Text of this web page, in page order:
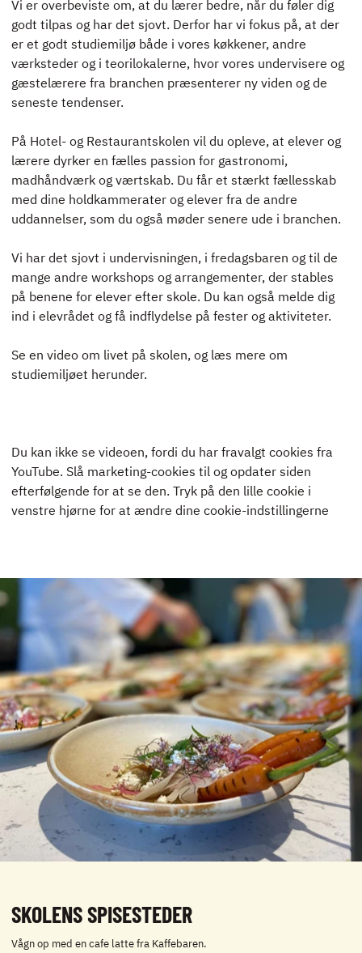
NYHEDER
JOBBØRS
FOR VIRKSOMHEDER
ELEVINTRA (LOGIN)
ENGLISH
Vi er overbeviste om, at du lærer bedre, når du føler dig
godt tilpas og har det sjovt. Derfor har vi fokus på, at der
er et godt studiemiljø både i vores køkkener, andre
værksteder og i teorilokalerne, hvor vores undervisere og
gæstelærere fra branchen præsenterer ny viden og de
seneste tendenser.
På Hotel- og Restaurantskolen vil du opleve, at elever og
lærere dyrker en fælles passion for gastronomi,
madhåndværk og værtskab. Du får et stærkt fællesskab
med dine holdkammerater og elever fra de andre
uddannelser, som du også møder senere ude i branchen.
Vi har det sjovt i undervisningen, i fredagsbaren og til de
mange andre workshops og arrangementer, der stables
på benene for elever efter skole. Du kan også melde dig
ind i elevrådet og få indflydelse på fester og aktiviteter.
Se en video om livet på skolen, og læs mere om
studiemiljøet herunder.
Du kan ikke se videoen, fordi du har fravalgt cookies fra
YouTube. Slå marketing-cookies til og opdater siden
efterfølgende for at se den. Tryk på den lille cookie i
venstre hjørne for at ændre dine cookie-indstillingerne
SKOLENS SPISESTEDER
Vågn op med en cafe latte fra Kaffebaren.